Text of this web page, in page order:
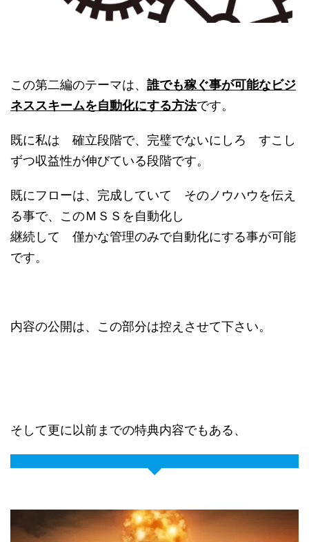
この第二編のテーマは、 誰でも稼ぐ事が可能なビジ
ネススキームを自動化にする方法です。
既に私は 確立段階で、完璧でないにしろ すこし
ずつ収益性が伸びている段階です。
既にフローは、完成していて そのノウハウを伝え
る事で、このＭＳＳを自動化し
継続して 僅かな管理のみで自動化にする事が可能
です。
内容の公開は、この部分は控えさせて下さい。
そして更に以前までの特典内容でもある、